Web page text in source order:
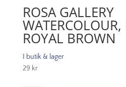
ROSA GALLERY
ROYAL BROWN
I butik & lager
29 kr